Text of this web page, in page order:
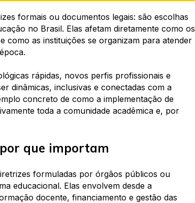
formais ou documentos legais: são escolhas
no Brasil. Elas afetam diretamente como os
como as instituições se organizam para atender
rápidas, novos perfis profissionais e
dinâmicas, inclusivas e conectadas com a
concreto de como a implementação de
toda a comunidade acadêmica e, por
que importam
formuladas por órgãos públicos ou
educacional. Elas envolvem desde a
docente, financiamento e gestão das